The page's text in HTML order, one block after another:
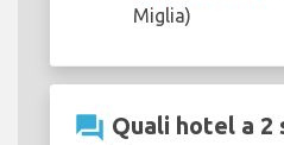
Miglia)
question_answer Quali hotel a 2